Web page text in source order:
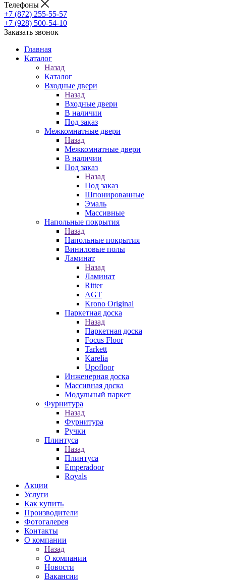
Телефоны
+7 (872) 255-55-57
+7 (928) 500-54-10
Заказать звонок
Главная
Каталог
Назад
Каталог
Входные двери
Назад
Входные двери
В наличии
Под заказ
Межкомнатные двери
Назад
Межкомнатные двери
В наличии
Под заказ
Назад
Под заказ
Шпонированные
Эмаль
Массивные
Напольные покрытия
Назад
Напольные покрытия
Виниловые полы
Ламинат
Назад
Ламинат
Ritter
AGT
Krono Original
Паркетная доска
Назад
Паркетная доска
Focus Floor
Tarkett
Karelia
Upofloor
Инженерная доска
Массивная доска
Модульный паркет
Фурнитура
Назад
Фурнитура
Ручки
Плинтуса
Назад
Плинтуса
Emperadoor
Royals
Акции
Услуги
Как купить
Производители
Фотогалерея
Контакты
О компании
Назад
О компании
Новости
Вакансии